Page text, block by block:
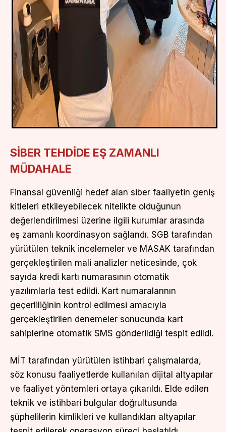
SİBER TEHDİDE EŞ ZAMANLI
MÜDAHALE
Finansal güvenliği hedef alan siber faaliyetin geniş
kitleleri etkileyebilecek nitelikte olduğunun
değerlendirilmesi üzerine ilgili kurumlar arasında
eş zamanlı koordinasyon sağlandı. SGB tarafından
yürütülen teknik incelemeler ve MASAK tarafından
gerçekleştirilen mali analizler neticesinde, çok
sayıda kredi kartı numarasının otomatik
yazılımlarla test edildi. Kart numaralarının
geçerliliğinin kontrol edilmesi amacıyla
gerçekleştirilen denemeler sonucunda kart
sahiplerine otomatik SMS gönderildiği tespit edildi.
MİT tarafından yürütülen istihbari çalışmalarda,
söz konusu faaliyetlerde kullanılan dijital altyapılar
ve faaliyet yöntemleri ortaya çıkarıldı. Elde edilen
teknik ve istihbari bulgular doğrultusunda
şüphelilerin kimlikleri ve kullandıkları altyapılar